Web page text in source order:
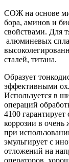
СОЖ на основе
бора, аминов и
свойствами. Для
алюминевых
сталей, титана.
Образует
эффективными
Используется в
операций
4100 гарантирует
коррозии в очень
при
эмульгирует с
отложений на
операторов,